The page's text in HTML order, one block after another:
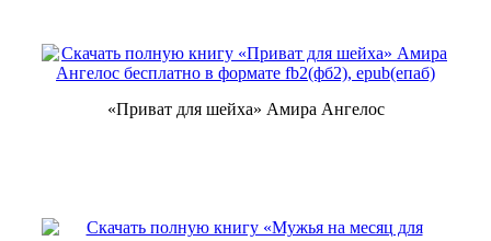
«Приват для шейха» Амира Ангелос